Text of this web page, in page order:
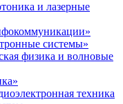
и лазерные
системы»
физика и волновые
техника